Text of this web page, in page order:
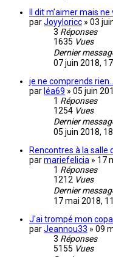
Il dit m’aimer mais
parJoyyloricc » 03
3 Réponses
1635 Vues
Dernier
07 juin 2018,
je ne comprends rien...
par léa69 » 05 juin
1 Réponses
1254 Vues
Dernier
05 juin 2018,
Rencontres à la salle
parmariefelicia » 17
1 Réponses
1212 Vues
Dernier
17 mai 2018,
J'ai trompé mon
parJeannou33 » 09
3 Réponses
5155 Vues